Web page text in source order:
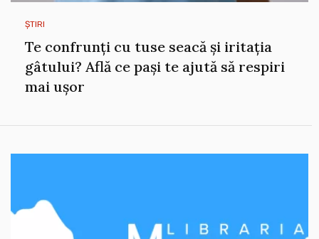
ȘTIRI
Te confrunți cu tuse seacă și iritația
gâtului? Află ce pași te ajută să respiri
mai ușor